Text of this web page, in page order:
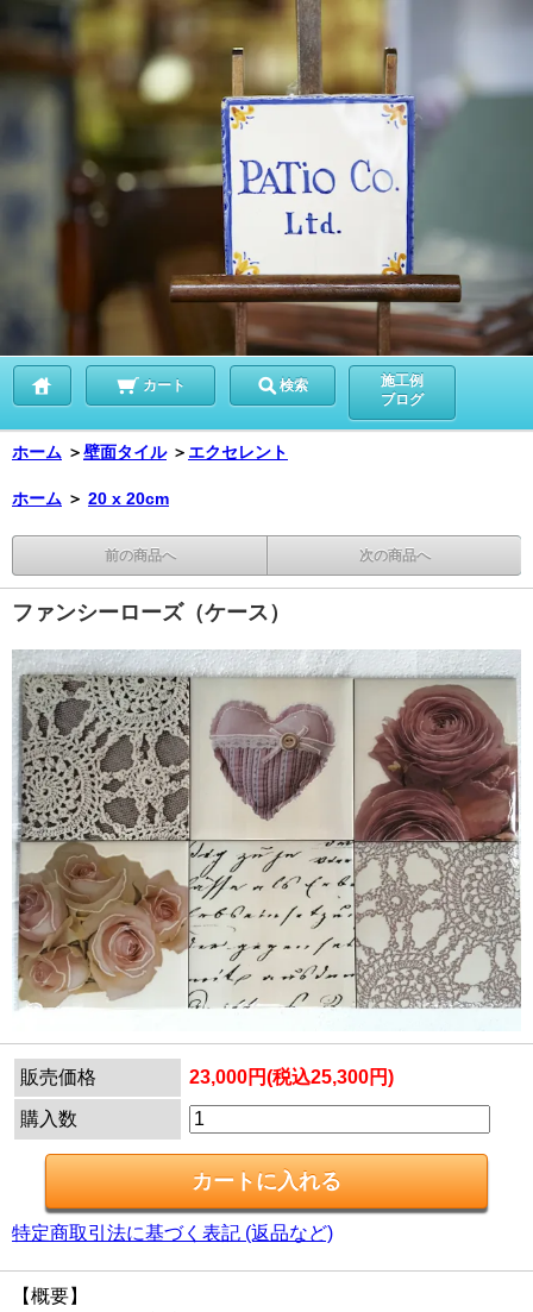
カート 検索
施工例
ブログ
ホーム ＞壁面タイル ＞ エクセレント
ホーム ＞ 20 x 20cm
前の商品へ 次の商品へ
ファンシーローズ（ケース）
販売価格 23,000円(税込25,300円)
購入数
特定商取引法に基づく表記 (返品など)
【概要】